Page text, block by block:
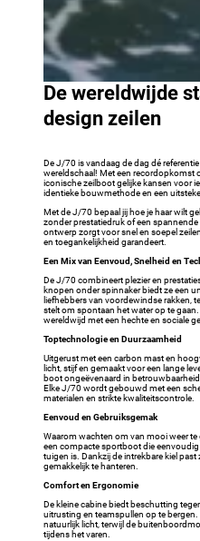
De wereldwijde
design zeilen
De J/70 is vandaag de dag dé
wereldschaal! Met een recordopkomst
iconische zeilboot gelijke kansen voor
identieke bouwmethode en een
Met de J/70 bepaal jij hoe je haar wilt
zonder prestatiedruk of een
ontwerp zorgt voor snel en soepel
en toegankelijkheid garandeert.
Een Mix van Eenvoud, Snelheid en
De J/70 combineert plezier en
knopen onder spinnaker biedt ze een
liefhebbers van voordewindse rakken,
stelt om spontaan het water op te
wereldwijd met een hechte en sociale
Toptechnologie en Duurzaamheid
Uitgerust met een carbon mast en
licht, stijf en gemaakt voor een lange
boot ongeëvenaard in
Elke J/70 wordt gebouwd met een
materialen en strikte kwaliteitscontrole.
Eenvoud en Gebruiksgemak
Waarom wachten om van mooi weer
een compacte sportboot die eenvoudig
tuigen is. Dankzij de intrekbare kiel past
gemakkelijk te hanteren.
Comfort en Ergonomie
De kleine cabine biedt beschutting
uitrusting en teamspullen op te
natuurlijk licht, terwijl de
tijdens het varen.